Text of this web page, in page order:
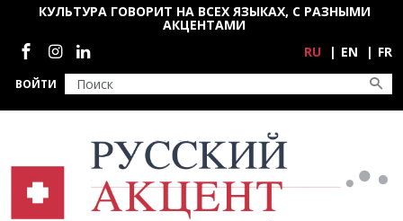
Перейти к основному содержанию
ВОЙТИ
КУЛЬТУРА ГОВОРИТ НА ВСЕХ ЯЗЫКАХ, С РАЗНЫМИ
АКЦЕНТАМИ
Социальные сети
RU EN FR